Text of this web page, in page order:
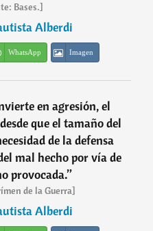
Bases.]
Alberdi
WhatsApp Imagen
en agresión, el
que el tamaño del
de la defensa
mal hecho por vía de
provocada.”
de la Guerra]
Alberdi